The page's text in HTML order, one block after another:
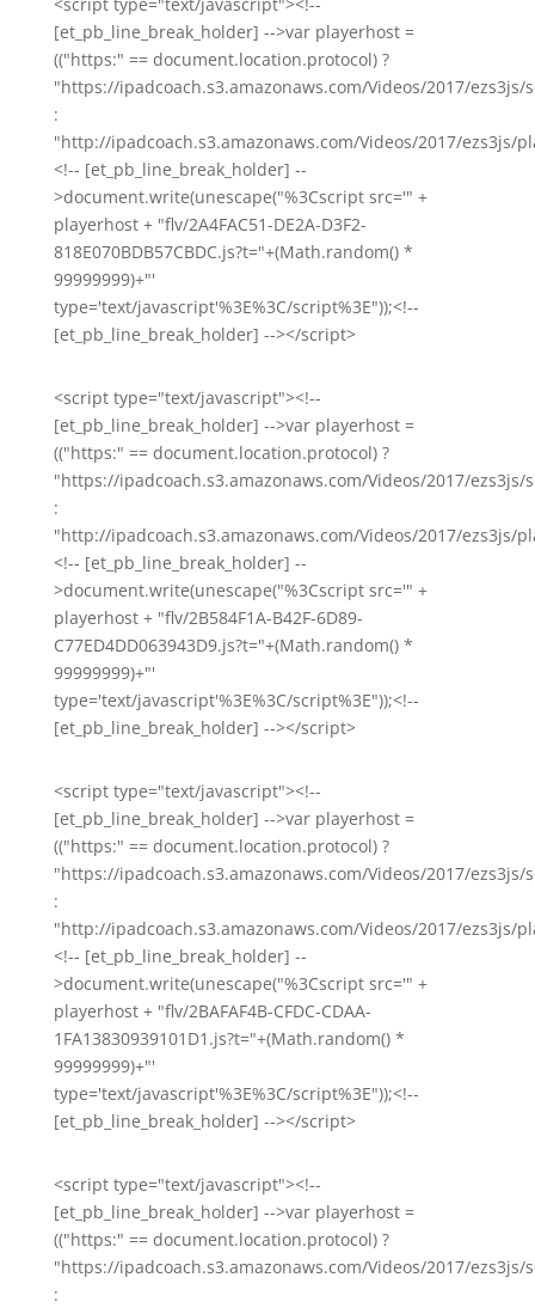
[et_pb_line_break_holder] -->var playerhost =
(("https:" == document.location.protocol) ?
"https://ipadcoach.s3.amazonaws.com/Videos/2017/ezs3js/
:
"http://ipadcoach.s3.amazonaws.com/Videos/2017/ezs3js/
<!-- [et_pb_line_break_holder] --
>document.write(unescape("%3Cscript src='" +
playerhost + "flv/2A4FAC51-DE2A-D3F2-
818E070BDB57CBDC.js?t="+(Math.random() *
99999999)+"'
type='text/javascript'%3E%3C/script%3E"));<!--
[et_pb_line_break_holder] --></script>
<script type="text/javascript"><!--
[et_pb_line_break_holder] -->var playerhost =
(("https:" == document.location.protocol) ?
"https://ipadcoach.s3.amazonaws.com/Videos/2017/ezs3js/
:
"http://ipadcoach.s3.amazonaws.com/Videos/2017/ezs3js/
<!-- [et_pb_line_break_holder] --
>document.write(unescape("%3Cscript src='" +
playerhost + "flv/2B584F1A-B42F-6D89-
C77ED4DD063943D9.js?t="+(Math.random() *
99999999)+"'
type='text/javascript'%3E%3C/script%3E"));<!--
[et_pb_line_break_holder] --></script>
<script type="text/javascript"><!--
[et_pb_line_break_holder] -->var playerhost =
(("https:" == document.location.protocol) ?
"https://ipadcoach.s3.amazonaws.com/Videos/2017/ezs3js/
:
"http://ipadcoach.s3.amazonaws.com/Videos/2017/ezs3js/
<!-- [et_pb_line_break_holder] --
>document.write(unescape("%3Cscript src='" +
playerhost + "flv/2BAFAF4B-CFDC-CDAA-
1FA13830939101D1.js?t="+(Math.random() *
99999999)+"'
type='text/javascript'%3E%3C/script%3E"));<!--
[et_pb_line_break_holder] --></script>
<script type="text/javascript"><!--
[et_pb_line_break_holder] -->var playerhost =
(("https:" == document.location.protocol) ?
"https://ipadcoach.s3.amazonaws.com/Videos/2017/ezs3js/
: